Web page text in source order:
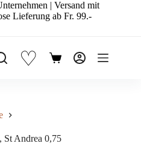
| Versand mit
Lieferung ab Fr. 99.-
♡ Warenkorb
St Andrea 0,75